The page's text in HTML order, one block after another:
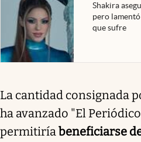
Shakira
pero
que sufre
La cantidad consignada
ha avanzado "El
permitiríabeneficiarse